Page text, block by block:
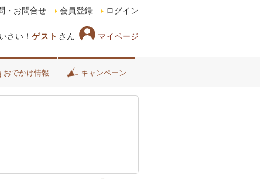
さい！ ゲスト さん マイページ
・お問合せ 会員登録 ログイン
おでかけ情報 キャンペーン